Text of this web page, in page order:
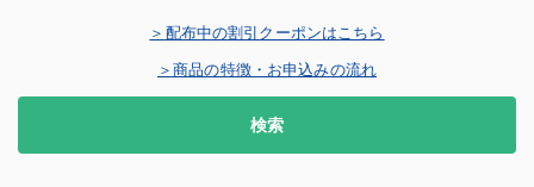
＞配布中の割引クーポンはこちら
＞商品の特徴・お申込みの流れ
検索